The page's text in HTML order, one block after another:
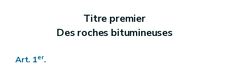
Des travaux entrepris par l'Etat
Art. 17
Art. 18
Titre VIII
Titre premier
Des roches bitumineuses
Art. 1er.